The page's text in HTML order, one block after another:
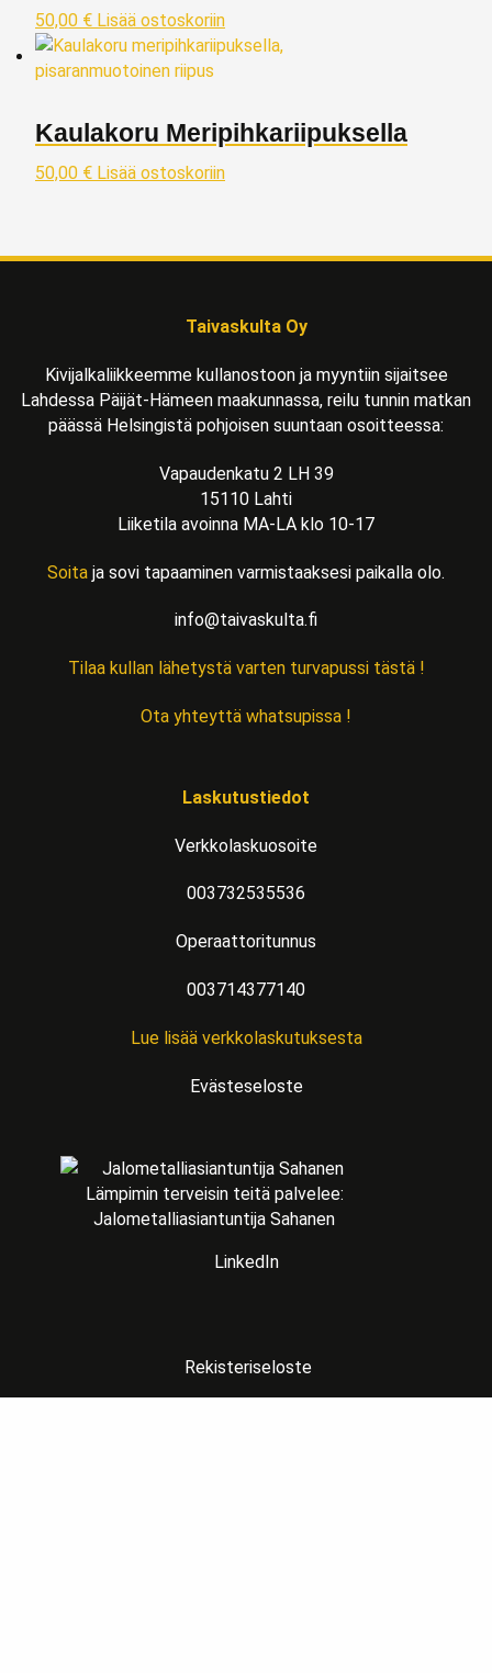
50,00 € Lisää ostoskoriin
Kaulakoru Meripihkariipuksella
50,00 € Lisää ostoskoriin
Taivaskulta Oy
Kivijalkaliikkeemme kullanostoon ja myyntiin sijaitsee
Lahdessa Päijät-Hämeen maakunnassa, reilu tunnin matkan
päässä Helsingistä pohjoisen suuntaan osoitteessa:
Vapaudenkatu 2 LH 39
15110 Lahti
Liiketila avoinna MA-LA klo 10-17
Soita ja sovi tapaaminen varmistaaksesi paikalla olo.
info@taivaskulta.fi
Tilaa kullan lähetystä varten turvapussi tästä !
Ota yhteyttä whatsupissa !
Laskutustiedot
Verkkolaskuosoite
003732535536
Operaattoritunnus
003714377140
Lue lisää verkkolaskutuksesta
Evästeseloste
Lämpimin terveisin teitä palvelee:
Jalometalliasiantuntija Sahanen
LinkedIn
Rekisteriseloste